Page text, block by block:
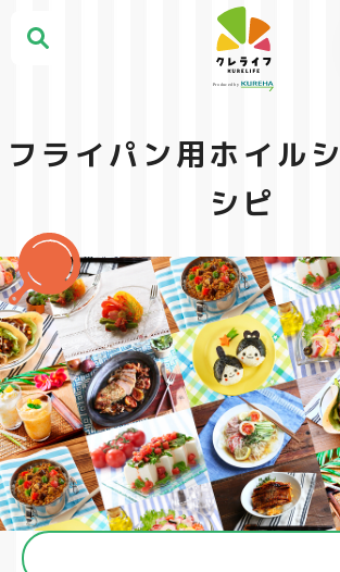
フライパン用ホイル
シピ